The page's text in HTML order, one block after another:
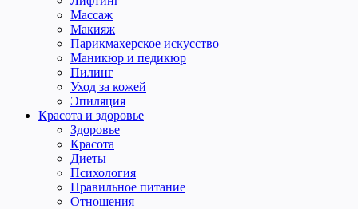
Массаж
Макияж
Парикмахерское искусство
Маникюр и педикюр
Пилинг
Уход за кожей
Эпиляция
Красота и здоровье
Здоровье
Красота
Диеты
Психология
Правильное питание
Отношения